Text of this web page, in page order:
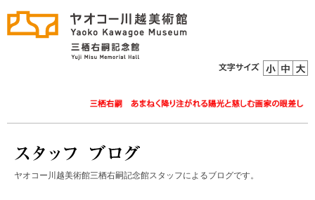
ヤオコー川越美術館三栖右嗣記念館スタッフによるブログです。